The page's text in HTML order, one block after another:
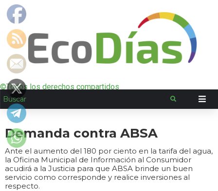
©Todos los derechos compartidos
Demanda contra ABSA
Ante el aumento del 180 por ciento en la tarifa del agua,
la Oficina Municipal de Información al Consumidor
acudirá a la Justicia para que ABSA brinde un buen
servicio como corresponde y realice inversiones al
respecto.